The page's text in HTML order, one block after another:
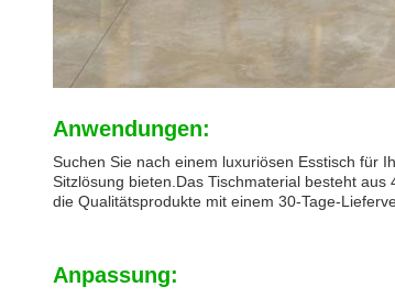
Anwendungen:
Suchen Sie nach einem luxuriösen Esstisch für
Sitzlösung bieten.Das Tischmaterial besteht
die Qualitätsprodukte mit einem 30-Tage-
Anpassung: